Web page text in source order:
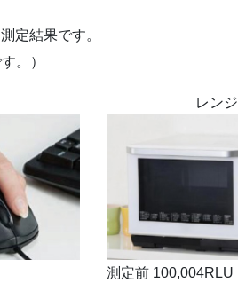
定結果です。
。）
レンジ
測定前 100,004RLU